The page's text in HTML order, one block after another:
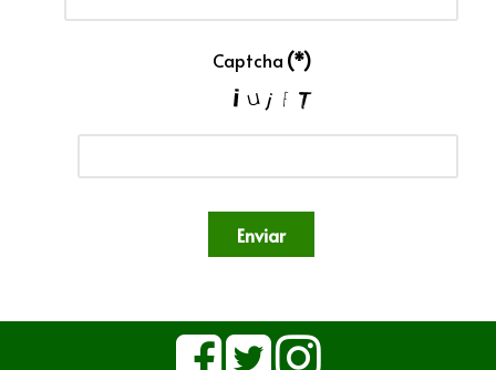
Captcha (*)
Enviar